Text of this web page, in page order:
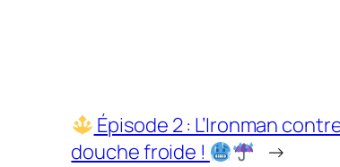
Épisode 2 : L’Ironman
douche froide !
→